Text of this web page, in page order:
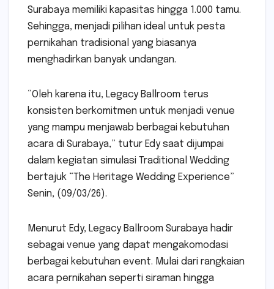
Surabaya memiliki kapasitas hingga 1.000 tamu.
Sehingga, menjadi pilihan ideal untuk pesta
pernikahan tradisional yang biasanya
menghadirkan banyak undangan.
“Oleh karena itu, Legacy Ballroom terus
konsisten berkomitmen untuk menjadi venue
yang mampu menjawab berbagai kebutuhan
acara di Surabaya,” tutur Edy saat dijumpai
dalam kegiatan simulasi Traditional Wedding
bertajuk “The Heritage Wedding Experience”
Senin, (09/03/26).
Menurut Edy, Legacy Ballroom Surabaya hadir
sebagai venue yang dapat mengakomodasi
berbagai kebutuhan event. Mulai dari rangkaian
acara pernikahan seperti siraman hingga